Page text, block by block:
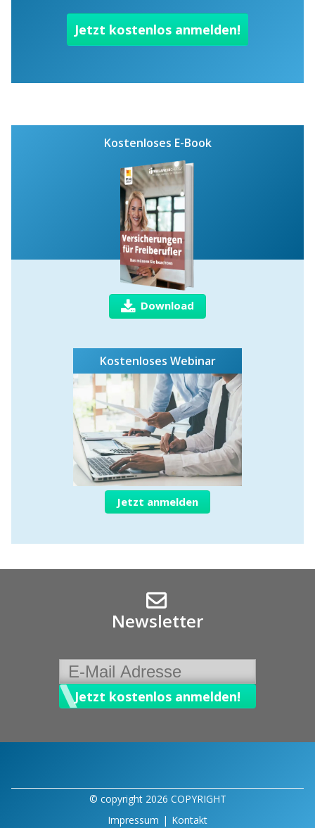
Kostenloses E-Book
Download
Kostenloses Webinar
Jetzt anmelden
Newsletter
© copyright 2026 COPYRIGHT
Impressum | Kontakt